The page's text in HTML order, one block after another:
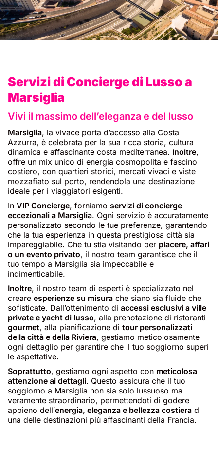
Servizi di Concierge di Lusso a
Marsiglia
Vivi il massimo dell’eleganza e del lusso
Marsiglia, la vivace porta d’accesso alla Costa
Azzurra, è celebrata per la sua ricca storia, cultura
dinamica e affascinante costa mediterranea. Inoltre,
offre un mix unico di energia cosmopolita e fascino
costiero, con quartieri storici, mercati vivaci e viste
mozzafiato sul porto, rendendola una destinazione
ideale per i viaggiatori esigenti.
In VIP Concierge, forniamo servizi di concierge
eccezionali a Marsiglia. Ogni servizio è accuratamente
personalizzato secondo le tue preferenze, garantendo
che la tua esperienza in questa prestigiosa città sia
impareggiabile. Che tu stia visitando per piacere, affari
o un evento privato, il nostro team garantisce che il
tuo tempo a Marsiglia sia impeccabile e
indimenticabile.
Inoltre, il nostro team di esperti è specializzato nel
creare esperienze su misura che siano sia fluide che
sofisticate. Dall’ottenimento di accessi esclusivi a ville
private e yacht di lusso, alla prenotazione di ristoranti
gourmet, alla pianificazione di tour personalizzati
della città e della Riviera, gestiamo meticolosamente
ogni dettaglio per garantire che il tuo soggiorno superi
le aspettative.
Soprattutto, gestiamo ogni aspetto con meticolosa
attenzione ai dettagli. Questo assicura che il tuo
soggiorno a Marsiglia non sia solo lussuoso ma
veramente straordinario, permettendoti di godere
appieno dell’energia, eleganza e bellezza costiera di
una delle destinazioni più affascinanti della Francia.